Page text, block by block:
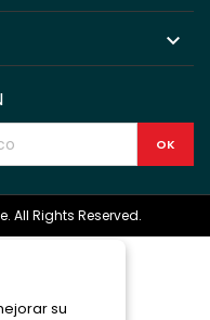

su
All Rights Reserved.